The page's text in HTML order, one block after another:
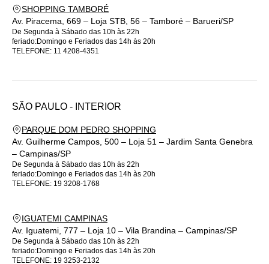
SHOPPING TAMBORÉ
Av. Piracema, 669 – Loja STB, 56 – Tamboré – Barueri/SP
De Segunda à Sábado das 10h às 22h
feriado:Domingo e Feriados das 14h às 20h
TELEFONE: 11 4208-4351
SÃO PAULO - INTERIOR
PARQUE DOM PEDRO SHOPPING
Av. Guilherme Campos, 500 – Loja 51 – Jardim Santa Genebra
– Campinas/SP
De Segunda à Sábado das 10h às 22h
feriado:Domingo e Feriados das 14h às 20h
TELEFONE: 19 3208-1768
IGUATEMI CAMPINAS
Av. Iguatemi, 777 – Loja 10 – Vila Brandina – Campinas/SP
De Segunda à Sábado das 10h às 22h
feriado:Domingo e Feriados das 14h às 20h
TELEFONE: 19 3253-2132